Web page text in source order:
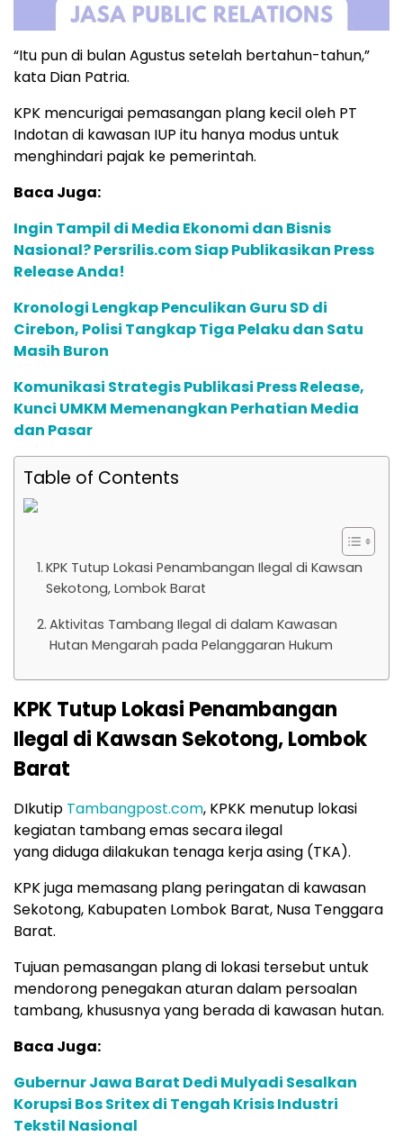
“Itu pun di bulan Agustus setelah bertahun-tahun,”
kata Dian Patria.
KPK mencurigai pemasangan plang kecil oleh PT
Indotan di kawasan IUP itu hanya modus untuk
menghindari pajak ke pemerintah.
Baca Juga:
Ingin Tampil di Media Ekonomi dan Bisnis
Nasional? Persrilis.com Siap Publikasikan Press
Release Anda!
Kronologi Lengkap Penculikan Guru SD di
Cirebon, Polisi Tangkap Tiga Pelaku dan Satu
Masih Buron
Komunikasi Strategis Publikasi Press Release,
Kunci UMKM Memenangkan Perhatian Media
dan Pasar
Table of Contents
KPK Tutup Lokasi Penambangan Ilegal di Kawsan
Sekotong, Lombok Barat
Aktivitas Tambang Ilegal di dalam Kawasan
Hutan Mengarah pada Pelanggaran Hukum
KPK Tutup Lokasi Penambangan
Ilegal di Kawsan Sekotong, Lombok
Barat
DIkutip Tambangpost.com, KPKK menutup lokasi
kegiatan tambang emas secara ilegal
yang diduga dilakukan tenaga kerja asing (TKA).
KPK juga memasang plang peringatan di kawasan
Sekotong, Kabupaten Lombok Barat, Nusa Tenggara
Barat.
Tujuan pemasangan plang di lokasi tersebut untuk
mendorong penegakan aturan dalam persoalan
tambang, khususnya yang berada di kawasan hutan.
Baca Juga:
Gubernur Jawa Barat Dedi Mulyadi Sesalkan
Korupsi Bos Sritex di Tengah Krisis Industri
Tekstil Nasional